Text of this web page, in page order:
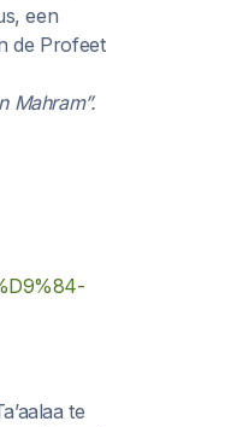
een
de Profeet
Mahram”.
te